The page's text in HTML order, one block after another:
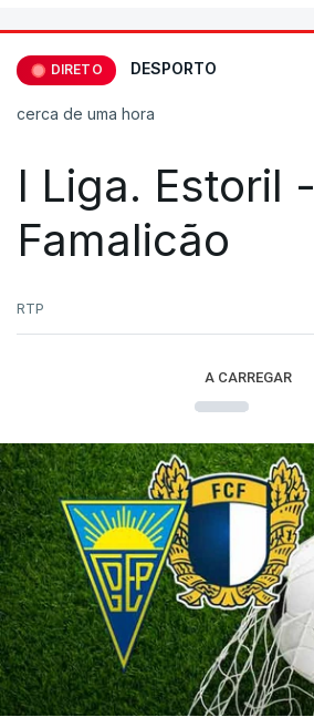
DIRETO DESPORTO
cerca de uma hora
I Liga. Estoril -
Famalicão
RTP
A CARREGAR